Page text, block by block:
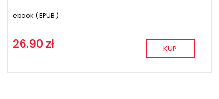
ebook (EPUB )
26.90 zł KUP